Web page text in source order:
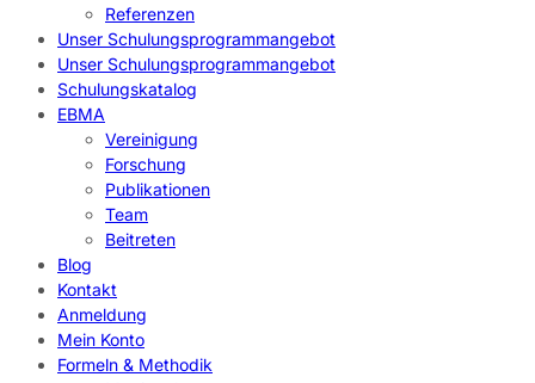
Referenzen
Unser Schulungsprogrammangebot
Unser Schulungsprogrammangebot
Schulungskatalog
EBMA
Vereinigung
Forschung
Publikationen
Team
Beitreten
Blog
Kontakt
Anmeldung
Mein Konto
Formeln & Methodik